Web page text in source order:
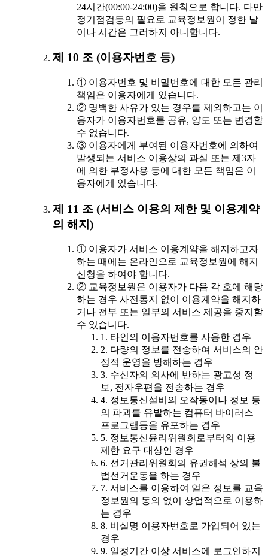
24시간(00:00-24:00)을 원칙으로 합니다. 다만
정기점검등의 필요로 교육정보원이 정한 날
이나 시간은 그러하지 아니합니다.
제 10 조 (이용자번호 등)
① 이용자번호 및 비밀번호에 대한 모든 관리
책임은 이용자에게 있습니다.
② 명백한 사유가 있는 경우를 제외하고는 이
용자가 이용자번호를 공유, 양도 또는 변경할
수 없습니다.
③ 이용자에게 부여된 이용자번호에 의하여
발생되는 서비스 이용상의 과실 또는 제3자
에 의한 부정사용 등에 대한 모든 책임은 이
용자에게 있습니다.
제 11 조 (서비스 이용의 제한 및 이용계약
의 해지)
① 이용자가 서비스 이용계약을 해지하고자
하는 때에는 온라인으로 교육정보원에 해지
신청을 하여야 합니다.
② 교육정보원은 이용자가 다음 각 호에 해당
하는 경우 사전통지 없이 이용계약을 해지하
거나 전부 또는 일부의 서비스 제공을 중지할
수 있습니다.
1. 타인의 이용자번호를 사용한 경우
2. 다량의 정보를 전송하여 서비스의 안
정적 운영을 방해하는 경우
3. 수신자의 의사에 반하는 광고성 정
보, 전자우편을 전송하는 경우
4. 정보통신설비의 오작동이나 정보 등
의 파괴를 유발하는 컴퓨터 바이러스
프로그램등을 유포하는 경우
5. 정보통신윤리위원회로부터의 이용
제한 요구 대상인 경우
6. 선거관리위원회의 유권해석 상의 불
법선거운동을 하는 경우
7. 서비스를 이용하여 얻은 정보를 교육
정보원의 동의 없이 상업적으로 이용하
는 경우
8. 비실명 이용자번호로 가입되어 있는
경우
9. 일정기간 이상 서비스에 로그인하지